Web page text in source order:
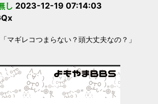
し 2023-12-19 07:14:03
マギレコつまらない？頭大丈夫なの？」